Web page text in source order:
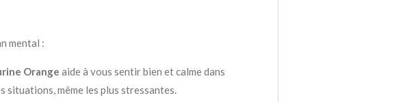
mental :
Orange aide à vous sentir bien et calme dans
situations, même les plus stressantes.